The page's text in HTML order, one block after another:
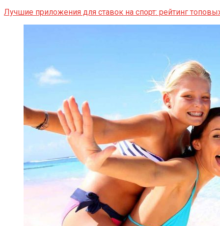
Лучшие приложения для ставок на спорт: рейтинг